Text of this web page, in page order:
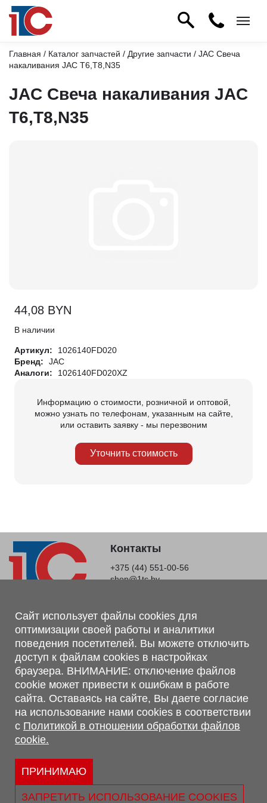
Главная / Каталог запчастей / Другие запчасти / JAC Свеча
накаливания JAC T6,T8,N35
JAC Свеча накаливания JAC
T6,T8,N35
44,08 BYN
В наличии
Артикул:
1026140FD020
Бренд:
JAC
Аналоги:
1026140FD020XZ
Информацию о стоимости, розничной и оптовой,
можно узнать по телефонам, указанным на сайте,
или оставить заявку - мы перезвоним
Уточнить стоимость
Контакты
+375 (44) 551-00-56
shop@1tc.by
Магазин, склад
г. Минск, Минский р-н, п. Привольный, ул. Мира, 20А,
223062
г. Брест, ул. Лейтенанта Рябцева, 108 В, 224701
Обращаем Ваше внимание, что вся предоставленная на сайте
информация, касающаяся комплектаций, технических
характеристик, цветовых сочетаний, а также стоимости и
сервисного обслуживания носит информационный характер и
не является публичной офертой, определяемой п.2 ст.407
Гражданского кодекса Республики Беларусь.
Политика обработки персональных данных
Политикой в отношении обработки файлов cookie.
Сайт использует файлы cookies для
оптимизации своей работы и аналитики
поведения посетителей. Вы можете отключить
доступ к файлам cookies в настройках
браузера. ВНИМАНИЕ: отключение файлов
cookie может привести к ошибкам в работе
сайта. Оставаясь на сайте, Вы даете согласие
на использование нами cookies в соответствии
с Политикой в отношении обработки файлов
cookie.
ПРИНИМАЮ
ЗАПРЕТИТЬ ИСПОЛЬЗОВАНИЕ COOKIES